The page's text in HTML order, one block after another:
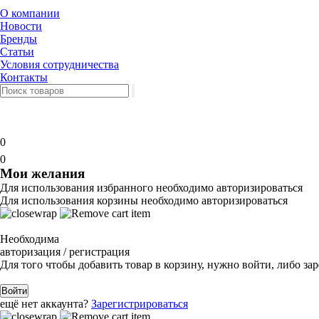
О компании
Новости
Бренды
Статьи
Условия сотрудничества
Контакты
0
0
Мои желания
Для использования избранного необходимо авторизироваться
Для использования корзины необходимо авторизироваться
Необходима
авторизация / регистрация
Для того чтобы добавить товар в корзину, нужно войти, либо
Войти
ещё нет аккаунта? Зарегистрироваться